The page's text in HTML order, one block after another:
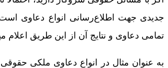
جدیدی جهت اطلاع‌رسانی انواع دعاوی
تمامی دعاوی و نتایج آن از این طریق اعلام
به عنوان مثال در انواع دعاوی ملکی